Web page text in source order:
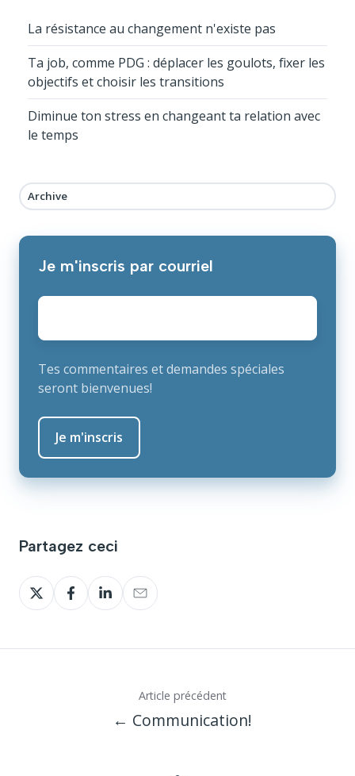
La résistance au changement n'existe pas
Ta job, comme PDG : déplacer les goulots, fixer les
objectifs et choisir les transitions
Diminue ton stress en changeant ta relation avec
le temps
Archive
Je m'inscris par courriel
E-
Tes commentaires et demandes spéciales
seront bienvenues!
Partagez ceci
Partagez
sur
Partagez
sur
Partagez
sur
Partagez
sur
Article précédent
← Communication!